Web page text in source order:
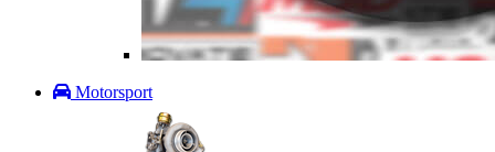
Motorsport